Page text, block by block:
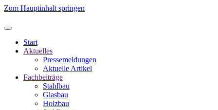
Zum Hauptinhalt springen
Start
Aktuelles
Pressemeldungen
Aktuelle Artikel
Fachbeiträge
Stahlbau
Glasbau
Holzbau